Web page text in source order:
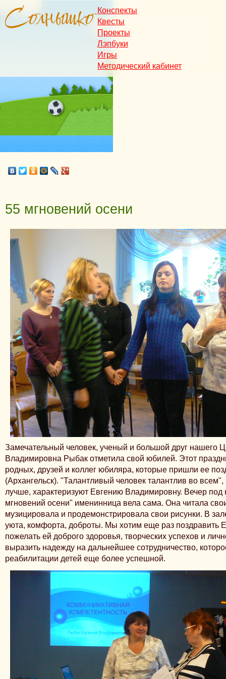
Конспекты
Квесты
Проекты
Лэпбуки
Игры
Методический кабинет
55 мгновений осени
Замечательный человек, ученый и большой друг нашего
Владимировна Рыбак отметила свой юбилей. Этот
родных, друзей и коллег юбиляра, которые пришли ее
(Архангельск). "Талантливый человек талантлив во всем",
лучше, характеризуют Евгению Владимировну. Вечер под
мгновений осени" именинница вела сама. Она читала
музицировала и продемонстрировала свои рисунки. В
уюта, комфорта, доброты. Мы хотим еще раз поздравить
пожелать ей доброго здоровья, творческих успехов и
выразить надежду на дальнейшее сотрудничество,
реабилитации детей еще более успешной.